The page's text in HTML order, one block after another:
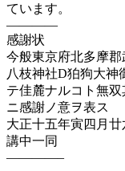
ています。
————
感謝状
今般東京府北多摩
八枝神社D狛狗大神
テ佳麓ナルコト無
ニ感謝ノ意ヲ表ス
大正十五年寅四月廿
講中一同
————–